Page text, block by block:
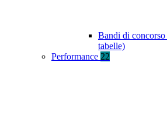
Bandi di
tabelle)
Performance 22